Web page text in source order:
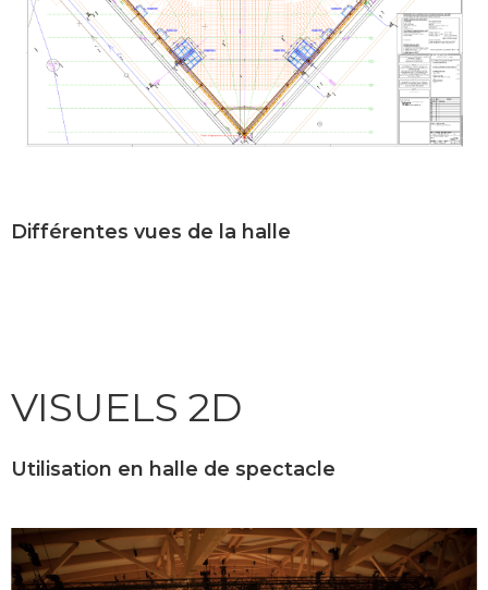
Différentes vues de la halle
VISUELS 2D
Utilisation en halle de spectacle